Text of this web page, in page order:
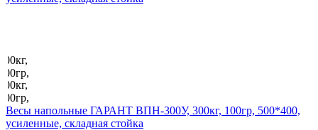
Весы напольные ГАРАНТ ВПН-300У, 300кг, 100гр, 500*400,
усиленные, складная стойка